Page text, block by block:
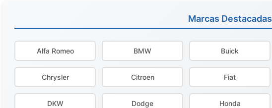
Marcas Destacadas
Alfa Romeo BMW Buick
Chrysler Citroen Fiat
DKW Dodge Honda